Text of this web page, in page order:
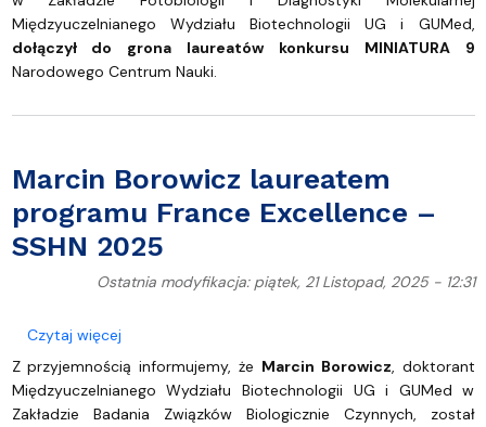
Międzyuczelnianego Wydziału Biotechnologii UG i GUMed,
dołączył do grona laureatów konkursu MINIATURA 9
Narodowego Centrum Nauki.
Marcin Borowicz laureatem
programu France Excellence –
SSHN 2025
Ostatnia modyfikacja: piątek, 21 Listopad, 2025 - 12:31
Czytaj więcejo Marcin Borowicz laureatem programu France
Z przyjemnością informujemy, że Marcin Borowicz, doktorant
Międzyuczelnianego Wydziału Biotechnologii UG i GUMed w
Zakładzie Badania Związków Biologicznie Czynnych, został